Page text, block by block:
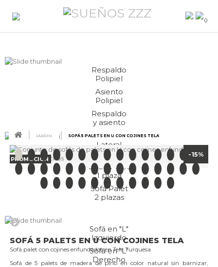
Respaldo
Polipiel
Asiento
Polipiel
Respaldo
y asiento
Lateral
Polipiel
Sillón Palet
1 plaza
Sofá Palet
2 plazas
Sofá en "L"
Izquierdo
Sofá en "L"
Derecho
JARDÍN SOFÁ 5 PALETS EN U CON COJINES TELA
-15%
PROMOCIÓN
SOFÁ 5 PALETS EN U CON COJINES TELA
Sofá palet con cojines enfundados en Tela Turquesa
Sofá de 5 palets de madera de pino en color natural sin barnizar,
0